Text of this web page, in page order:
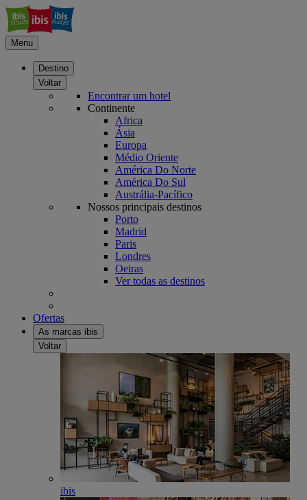
Menu
Destino
Voltar
Encontrar um hotel
Continente
Africa
Ásia
Europa
Médio Oriente
América Do Norte
América Do Sul
Austrália-Pacífico
Nossos principais destinos
Porto
Madrid
Paris
Londres
Oeiras
Ver todas as destinos
Ofertas
As marcas ibis
Voltar
ibis